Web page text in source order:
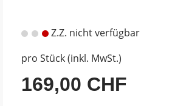
Z.Z. nicht verfügbar
pro Stück (inkl. MwSt.)
169,00 CHF